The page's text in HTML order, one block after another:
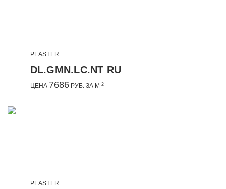
PLASTER
DL.GMN.LC.NT RU
ЦЕНА 7686РУБ. ЗА М 2
PLASTER